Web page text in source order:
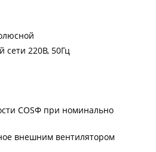
сети 220В, 50Гц
COSФ при номинально
внешним вентилятором